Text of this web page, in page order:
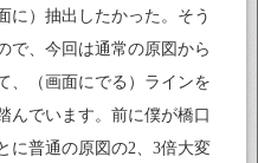
に）抽出したかった。そう
で、今回は通常の原図から
、（画面にでる）ラインを
んでいます。前に僕が橋口
に普通の原図の2、3倍大変